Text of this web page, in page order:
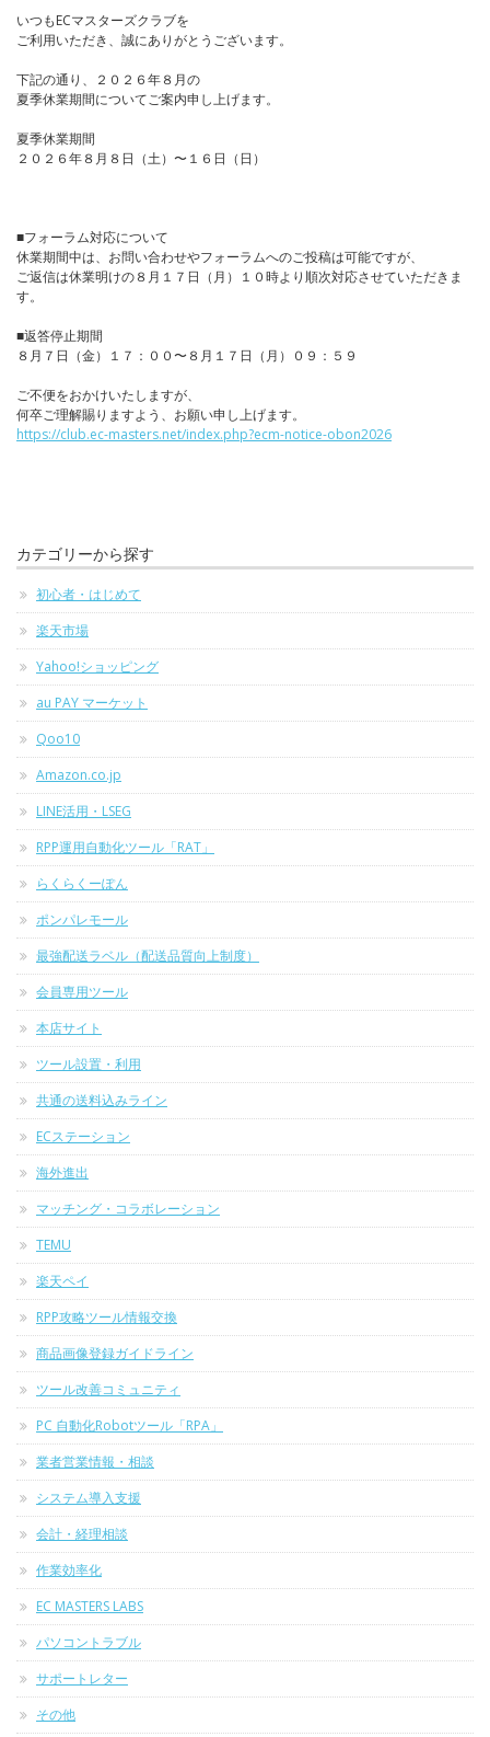
いつもECマスターズクラブを
ご利用いただき、誠にありがとうございます。
下記の通り、２０２６年８月の
夏季休業期間についてご案内申し上げます。
夏季休業期間
２０２６年８月８日（土）〜１６日（日）
■フォーラム対応について
休業期間中は、お問い合わせやフォーラムへのご投稿は可能ですが、
ご返信は休業明けの８月１７日（月）１０時より順次対応させていただきま
す。
■返答停止期間
８月７日（金）１７：００〜８月１７日（月）０９：５９
ご不便をおかけいたしますが、
何卒ご理解賜りますよう、お願い申し上げます。
https://club.ec-masters.net/index.php?ecm-notice-obon2026
カテゴリーから探す
初心者・はじめて
楽天市場
Yahoo!ショッピング
au PAY マーケット
Qoo10
Amazon.co.jp
LINE活用・LSEG
RPP運用自動化ツール「RAT」
らくらくーぽん
ポンパレモール
最強配送ラベル（配送品質向上制度）
会員専用ツール
本店サイト
ツール設置・利用
共通の送料込みライン
ECステーション
海外進出
マッチング・コラボレーション
TEMU
楽天ペイ
RPP攻略ツール情報交換
商品画像登録ガイドライン
ツール改善コミュニティ
PC 自動化Robotツール「RPA」
業者営業情報・相談
システム導入支援
会計・経理相談
作業効率化
EC MASTERS LABS
パソコントラブル
サポートレター
その他